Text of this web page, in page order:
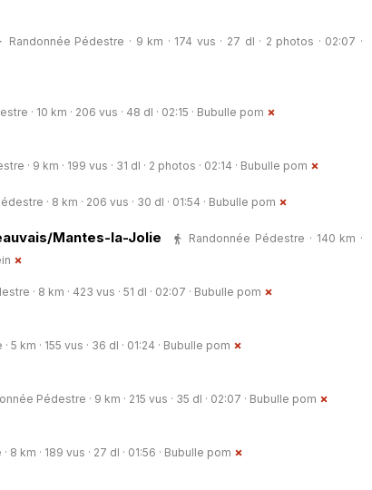
Randonnée Pédestre · 9 km · 174 vus · 27 dl · 2 photos · 02:07 ·
· 10 km · 206 vus · 48 dl · 02:15 · Bubulle pom
· 9 km · 199 vus · 31 dl · 2 photos · 02:14 · Bubulle pom
· 8 km · 206 vus · 30 dl · 01:54 · Bubulle pom
Mantes-la-Jolie
Randonnée Pédestre · 140 km ·
· 8 km · 423 vus · 51 dl · 02:07 · Bubulle pom
km · 155 vus · 36 dl · 01:24 · Bubulle pom
Pédestre · 9 km · 215 vus · 35 dl · 02:07 · Bubulle pom
km · 189 vus · 27 dl · 01:56 · Bubulle pom